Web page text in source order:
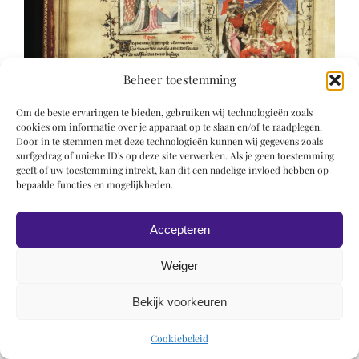
Beheer toestemming
Om de beste ervaringen te bieden, gebruiken wij technologieën zoals
cookies om informatie over je apparaat op te slaan en/of te raadplegen.
Door in te stemmen met deze technologieën kunnen wij gegevens zoals
surfgedrag of unieke ID's op deze site verwerken. Als je geen toestemming
geeft of uw toestemming intrekt, kan dit een nadelige invloed hebben op
bepaalde functies en mogelijkheden.
Accepteren
Weiger
Bekijk voorkeuren
Cookiebeleid